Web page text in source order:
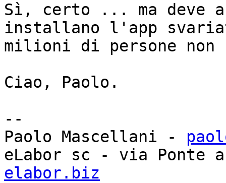
Sì, certo ... ma deve
installano l'app
milioni di persone
Ciao, Paolo.
--
Paolo Mascellani -
eLabor sc - via
elabor.biz